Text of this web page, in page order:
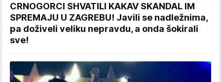
CRNOGORCI SHVATILI KAKAV SKANDAL IM
SPREMAJU U ZAGREBU! Javili se nadležnima,
pa doživeli veliku nepravdu, a onda šokirali
sve!